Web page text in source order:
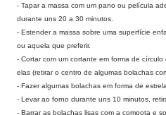
- Tapar a massa com um pano ou película
durante uns 20 a 30 minutos.
- Estender a massa sobre uma superfície
ou aquela que preferir.
- Cortar com um cortante em forma de
elas (retirar o centro de algumas bolachas
- Fazer algumas bolachas em forma de
- Levar ao forno durante uns 10 minutos,
- Barrar as bolachas lisas com a compota e